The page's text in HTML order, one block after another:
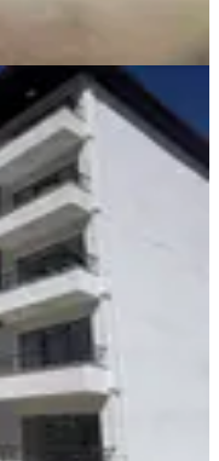
Abdullahpaşa'da
Mahallesi
·06.08.2026
Yatırım